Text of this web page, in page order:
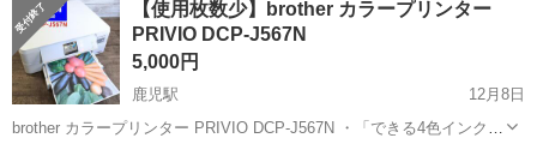
両面コピー/スキャンも可能。 ・スマホのような操作性の「4.3型大
型...
【使用枚数少】brother カラープリンター
PRIVIO DCP-J567N
5,000円
鹿児駅
12月8日
brother カラープリンター PRIVIO DCP-J567N ・「できる4色インク」